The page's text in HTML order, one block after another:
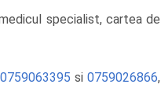
specialist, cartea de
0759063395 si 0759026866,